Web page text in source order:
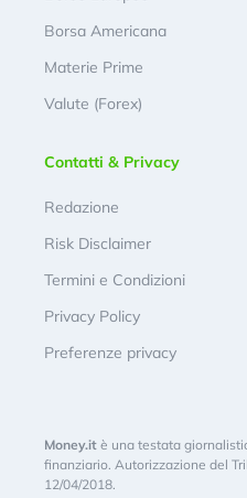
Borsa Americana
Materie Prime
Valute (Forex)
Contatti & Privacy
Redazione
Risk Disclaimer
Termini e Condizioni
Privacy Policy
Preferenze privacy
Money.it è una testata
finanziario. Autorizzazione del
12/04/2018.